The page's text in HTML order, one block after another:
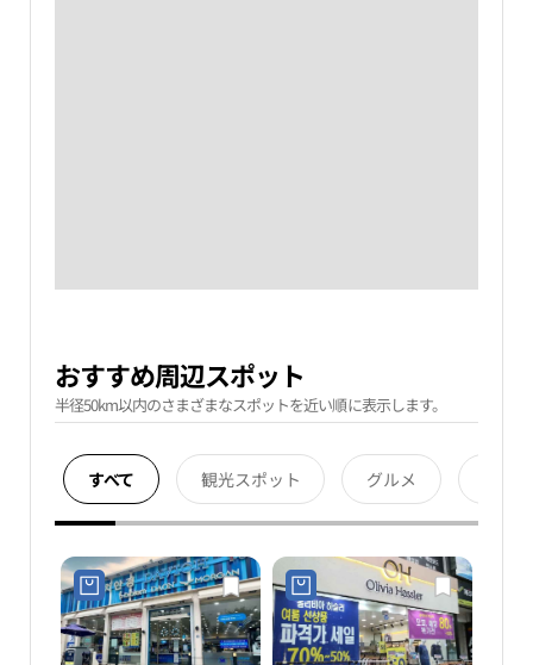
おすすめ周辺スポット
半径50km以内のさまざまなスポットを近い順に表示します。
すべて 観光スポット グルメ